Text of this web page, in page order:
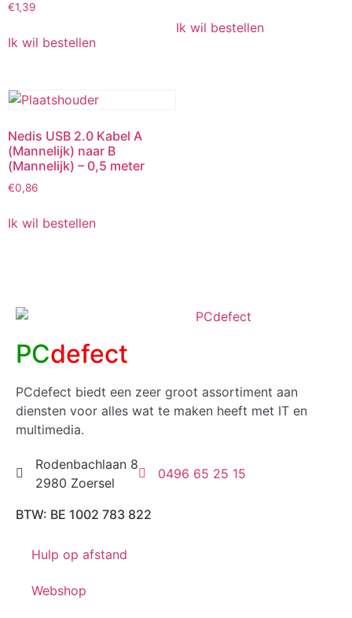
€1,39
Ik wil bestellen
Ik wil bestellen
Nedis USB 2.0 Kabel A
(Mannelijk) naar B
(Mannelijk) – 0,5 meter
€0,86
Ik wil bestellen
PCdefect
PCdefect biedt een zeer groot assortiment aan
diensten voor alles wat te maken heeft met IT en
multimedia.
Rodenbachlaan 8
2980 Zoersel
0496 65 25 15
BTW: BE 1002 783 822
Hulp op afstand
Webshop